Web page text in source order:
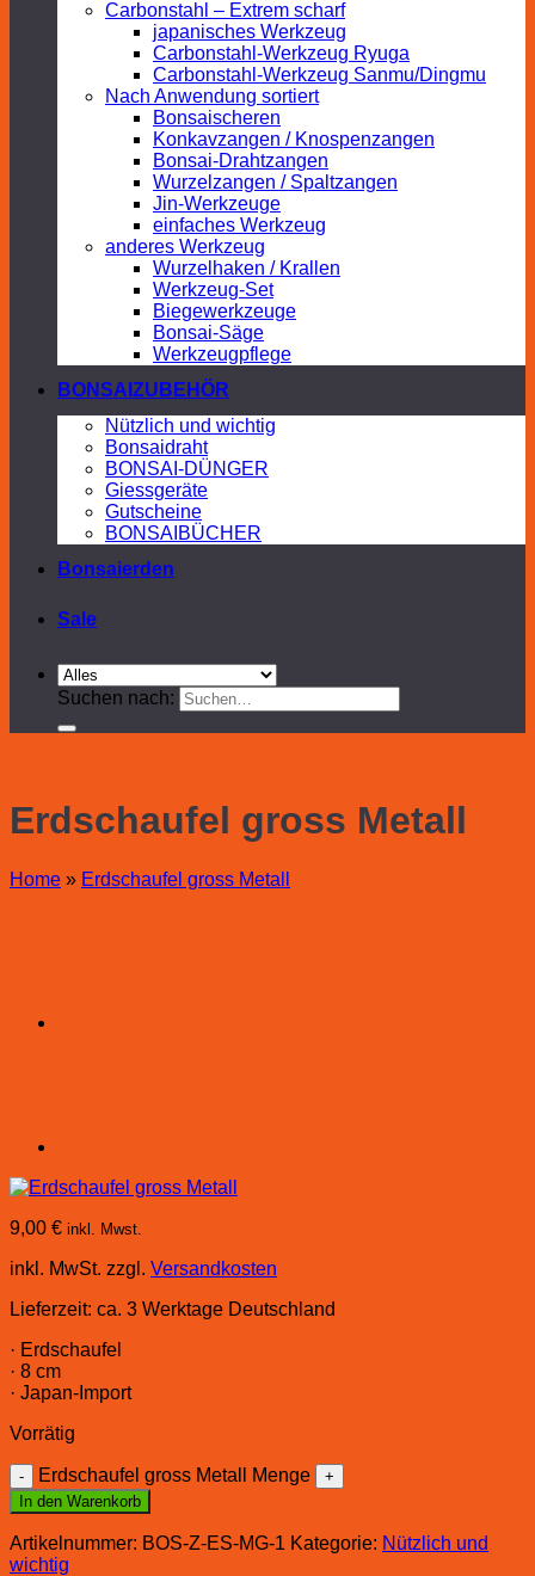
Carbonstahl – Extrem scharf
japanisches Werkzeug
Carbonstahl-Werkzeug Ryuga
Carbonstahl-Werkzeug Sanmu/Dingmu
Nach Anwendung sortiert
Bonsaischeren
Konkavzangen / Knospenzangen
Bonsai-Drahtzangen
Wurzelzangen / Spaltzangen
Jin-Werkzeuge
einfaches Werkzeug
anderes Werkzeug
Wurzelhaken / Krallen
Werkzeug-Set
Biegewerkzeuge
Bonsai-Säge
Werkzeugpflege
BONSAIZUBEHÖR
Nützlich und wichtig
Bonsaidraht
BONSAI-DÜNGER
Giessgeräte
Gutscheine
BONSAIBÜCHER
Bonsaierden
Sale
Suchen nach:
Erdschaufel gross Metall
Home » Erdschaufel gross Metall
9,00 € inkl. Mwst.
inkl. MwSt. zzgl. Versandkosten
Lieferzeit: ca. 3 Werktage Deutschland
· Erdschaufel
· 8 cm
· Japan-Import
Vorrätig
Erdschaufel gross Metall Menge
In den Warenkorb
Artikelnummer: BOS-Z-ES-MG-1 Kategorie: Nützlich und
wichtig